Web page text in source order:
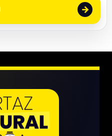
→